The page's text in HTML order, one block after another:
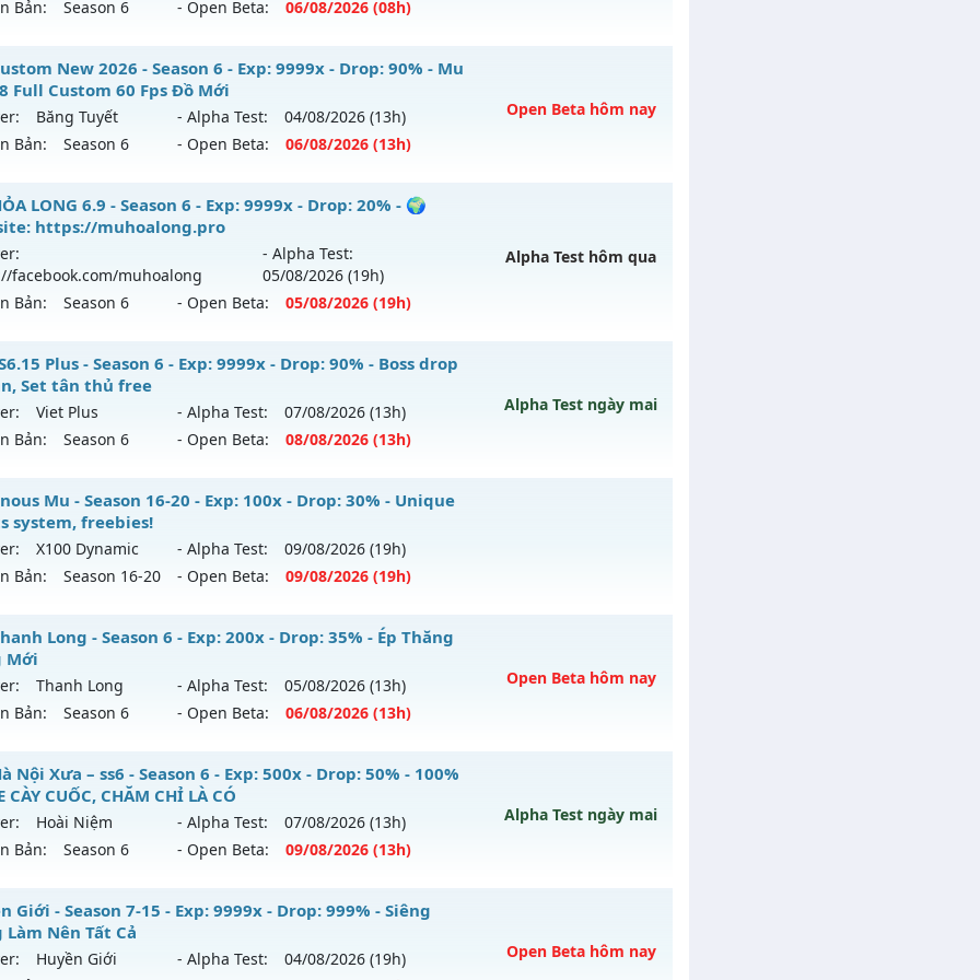
9999x - Drop: 50%
loại: Mu Nguyên bản Webzen
XSHield
Bản:
Season 6 - Open Beta: 06/08/2026 (08h)
Vĩnh Cửu - PK cháy máy - Săn Boss mỏi tay
mới ra tháng 08 2026 - Mở máy chủTuổi Trẻvào 08h ngày 06/08/2626
9999x - Drop: 90%
loại: Mu Nguyên bản Webzen
ICMPROTECT ✅ 🔴 ✨ ⚡️
New 2026 - Season 6 - Exp: 9999x - Drop: 90% - Mu
Full Custom 60 Fps Đồ Mới
Băng Tuyết - Alpha Test: 04/08/2026 (13h)
Bản:
Season 6 - Open Beta: 06/08/2026 (13h)
Open Beta hôm nay
Custom New 2026 - Mu Ss6.18 Full Custom 60 Fps Đồ Mới
mới ra tháng 08 2026 - Mở máy chủ
Băng Tuyết
vào 13h ngày 06/08/2626
9999x - Drop: 90%
loại: Mu Custom thêm đồ mới
Gold Dragon
LONG 6.9 - Season 6 - Exp: 9999x - Drop: 20% - 🌍
https://muhoalong.pro
facebook.com/muhoalong
- Alpha Test:
05/08/2026 (19h)
Bản:
Season 6 - Open Beta: 05/08/2026 (19h)
Alpha Test hôm qua
LONG 6.9 - 🌍 Website: https://muhoalong.pro
ra tháng 08 2026 - Mở máy chủ https://facebook.com/muhoalong vào 19h
05/08/2626
Non Reset
Mu Nguyên bản Webzen
XShield
Plus - Season 6 - Exp: 9999x - Drop: 90% - Boss drop
Set tân thủ free
Viet Plus - Alpha Test: 07/08/2026 (13h)
Bản:
Season 6 - Open Beta: 08/08/2026 (13h)
Alpha Test ngày mai
SS6.15 Plus - Boss drop 1h/lần, Set tân thủ free
mới ra tháng 08 2026 - Mở máy chủViet Plusvào 13h ngày 08/08/2626
9999x - Drop: 90%
loại: Mu Bán Đồ Full Trong Shop
Phoenix chống hack mới
Mu - Season 16-20 - Exp: 100x - Drop: 30% - Unique
system, freebies!
X100 Dynamic - Alpha Test: 09/08/2026 (19h)
Bản:
Season 16-20 - Open Beta: 09/08/2026 (19h)
Mu - Unique resets system, freebies!
mới ra tháng 08 2026 - Mở máy chủX100 Dynamic
vào 19h ngày 09/08/2626
100x - Drop: 30%
loại: Mu Nguyên bản Webzen
Yes
Long - Season 6 - Exp: 200x - Drop: 35% - Ép Thăng
Mới
Thanh Long - Alpha Test: 05/08/2026 (13h)
Bản:
Season 6 - Open Beta: 06/08/2026 (13h)
Open Beta hôm nay
Thanh Long - Ép Thăng Hạng Mới
mới ra tháng 08 2026 - Mở máy chủThanh Long
vào 13h ngày 06/08/2626
200x - Drop: 35%
loại: Mu Custom thêm đồ mới
CheatGuard
Nội Xưa – ss6 - Season 6 - Exp: 500x - Drop: 50% - 100%
CÀY CUỐC, CHĂM CHỈ LÀ CÓ
Hoài Niệm - Alpha Test: 07/08/2026 (13h)
Bản:
Season 6 - Open Beta: 09/08/2026 (13h)
Alpha Test ngày mai
Hà Nội Xưa – ss6 - 100% GAME CÀY CUỐC, CHĂM CHỈ LÀ CÓ
mới ra tháng 08 2026 - Mở máy chủHoài Niệm vào 13h ngày 09/08/2626
Giới - Season 7-15 - Exp: 9999x - Drop: 999% - Siêng
Làm Nên Tất Cả
Huyền Giới - Alpha Test: 04/08/2026 (19h)
Open Beta hôm nay